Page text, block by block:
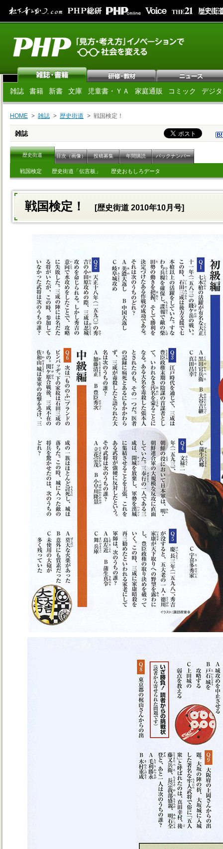
雑誌 書籍 新書 文庫 児童書・ＹＡ 家庭通販 コミック デジ
HOME 雑誌 歴史街道 戦国検定！
雑誌
歴史街道 目次（画像） 投稿募集 年間購読 バックナンバー
戦国検定 歴史街道「伝言板」 歴史おもしろデータ
戦国検定！ [歴史街道 2010年10月号]